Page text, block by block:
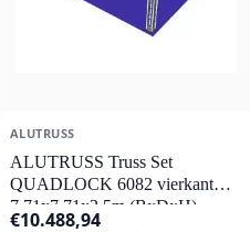
ALUTRUSS
ALUTRUSS Truss Set
QUADLOCK 6082 vierkant
7.71x7.71x3.5m (BxDxH)
€10.488,94